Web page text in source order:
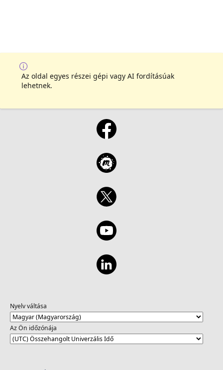
Az oldal egyes részei gépi vagy AI fordításúak
lehetnek.
Nyelv váltása
Az Ön időzónája